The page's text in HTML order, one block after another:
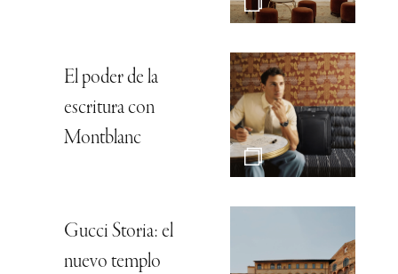
El poder de la
escritura con
Montblanc
Gucci Storia: el
nuevo templo